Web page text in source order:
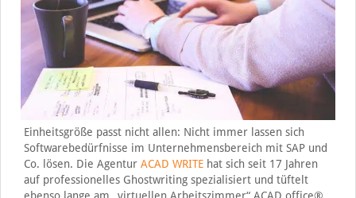
Einheitsgröße passt nicht allen: Nicht immer lassen sich
Softwarebedürfnisse im Unternehmensbereich mit SAP und
Co. lösen. Die Agentur ACAD WRITEhat sich seit 17 Jahren
auf professionelles Ghostwriting spezialisiert und tüftelt